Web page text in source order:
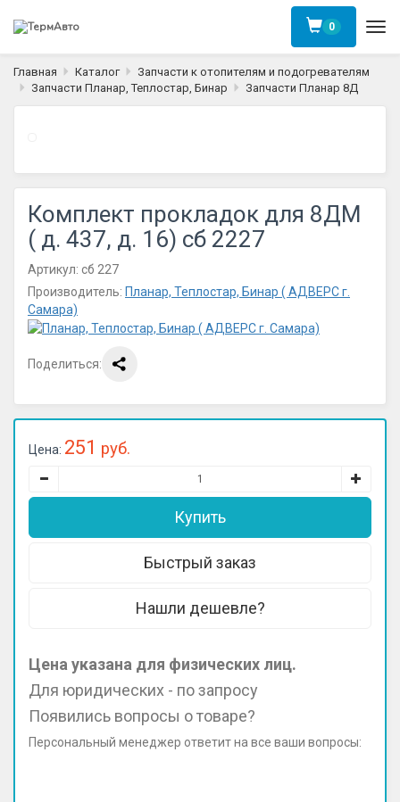
0
Главная Каталог
Запчасти к отопителям и подогревателям
Запчасти Планар, Теплостар, Бинар
Запчасти Планар 8Д
Комплект прокладок для 8ДМ
( д. 437, д. 16) сб 2227
Артикул: сб 227
Производитель: Планар, Теплостар, Бинар ( АДВЕРС г.
Самара)
Поделиться:
Цена: 251 руб.
Нашли дешевле?
Цена указана для физических лиц.
Для юридических - по запросу
Появились вопросы о товаре?
Персональный менеджер ответит на все ваши вопросы: